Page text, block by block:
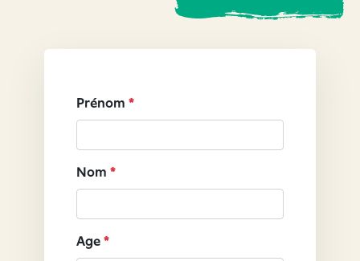
Prénom *
Nom *
Age *